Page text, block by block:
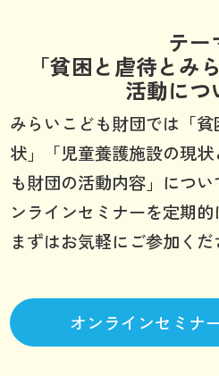
テー
「貧困と虐待とみ
活動につ
みらいこども財団では「
状」「児童養護施設の現
も財団の活動内容」につ
ンラインセミナーを定期的
まずはお気軽にご参加くだ
オンラインセミナ